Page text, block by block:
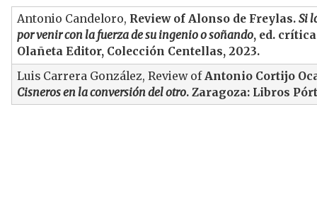
Antonio Candeloro, Review of Alonso de Freylas. Si
por venir con la fuerza de su ingenio o soñando, ed.
Olañeta Editor, Colección Centellas, 2023.
Luis Carrera González, Review of Antonio Cortijo
Cisneros en la conversión del otro. Zaragoza: Libros